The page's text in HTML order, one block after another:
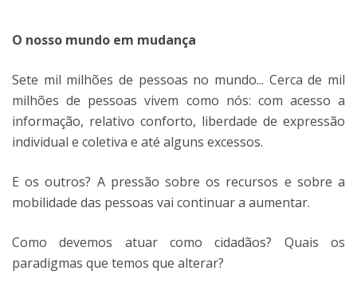
O nosso mundo em mudança
Sete mil milhões de pessoas no mundo... Cerca de mil
milhões de pessoas vivem como nós: com acesso a
informação, relativo conforto, liberdade de expressão
individual e coletiva e até alguns excessos.
E os outros? A pressão sobre os recursos e sobre a
mobilidade das pessoas vai continuar a aumentar.
Como devemos atuar como cidadãos? Quais os
paradigmas que temos que alterar?